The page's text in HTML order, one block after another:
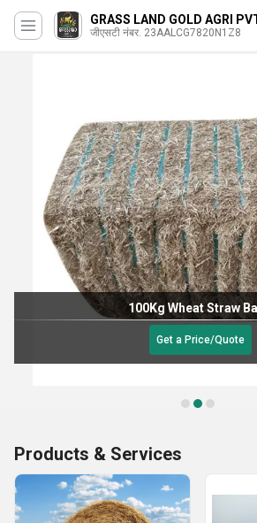
GRASS LAND GOLD AGRI
जीएसटी नंबर. 23AALCG7820N1Z8
100Kg Wheat Straw
Get a Price/Quote
Products & Services